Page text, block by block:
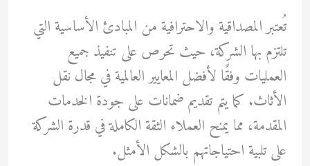
تُعتبر المصداقية والاحترافية من المبادئ الأساسية التي
تلتزم بها الشركة، حيث تحرص على تنفيذ جميع
العمليات وفقًا لأفضل المعايير العالمية في مجال نقل
الأثاث. كما يتم تقديم ضمانات على جودة الخدمات
المقدمة، مما يمنح العملاء الثقة الكاملة في قدرة الشركة
على تلبية احتياجاتهم بالشكل الأمثل.